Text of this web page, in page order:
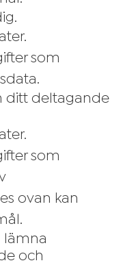
som
ditt deltagande
som
ovan kan
lämna
och